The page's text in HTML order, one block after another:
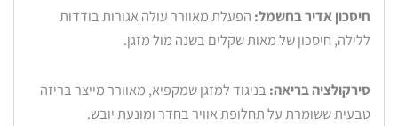
חיסכון אדיר בחשמל: הפעלת מאוורר עולה אגורות בודדות
ללילה, חיסכון של מאות שקלים בשנה מול מזגן.
סירקולציה בריאה: בניגוד למזגן שמקפיא, מאוורר מייצר בריזה
טבעית ששומרת על תחלופת אוויר בחדר ומונעת יובש.